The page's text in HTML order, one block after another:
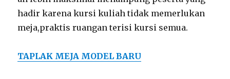
hadir karena kursi kuliah tidak memerlukan
meja,praktis ruangan terisi kursi semua.
TAPLAK MEJA MODEL BARU